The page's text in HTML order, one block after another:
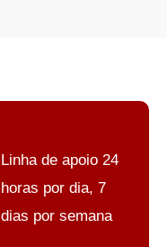
Linha de apoio 24
horas por dia, 7
dias por semana